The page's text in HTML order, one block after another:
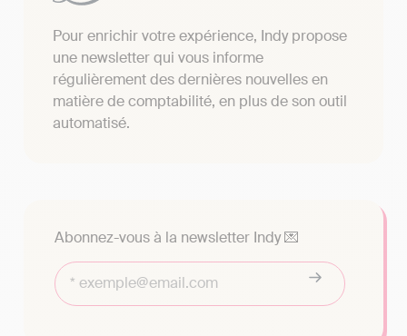
Pour enrichir votre expérience, Indy propose
une newsletter qui vous informe
régulièrement des dernières nouvelles en
matière de comptabilité, en plus de son outil
automatisé.
Abonnez-vous à la newsletter Indy 💌